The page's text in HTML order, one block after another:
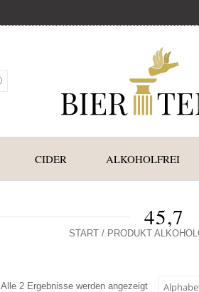
CIDER ALKOHOLFREI
45,7
START/ PRODUKT
Alle 2 Ergebnisse werden angezeigt